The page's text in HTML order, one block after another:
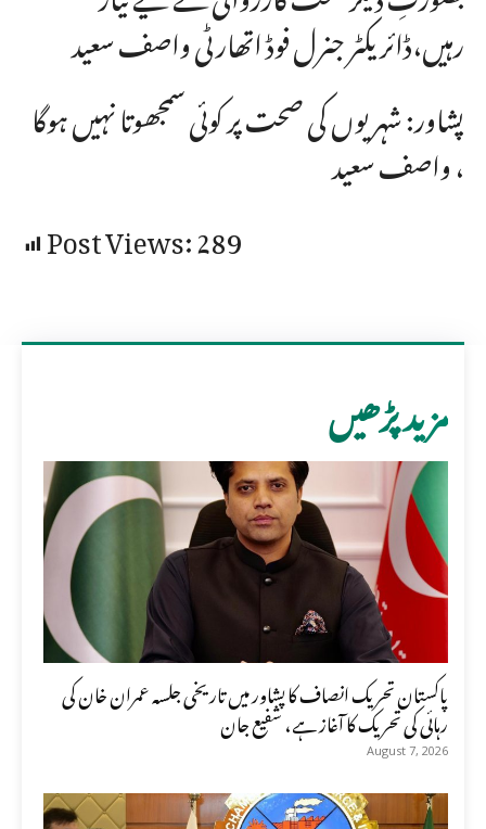
رہیں،ڈائریکٹر جنرل فوڈ اتھارٹی واصف سعید
پشاور: شہریوں کی صحت پر کوئی سمجھوتا نہیں ہوگا
، واصف سعید
Post Views:289
مزید پڑھیں
پاکستان تحریک انصاف کا پشاور میں تاریخی جلسہ عمران خان کی
رہائی کی تحریک کا آغاز ہے، شفیع جان
August 7, 2026